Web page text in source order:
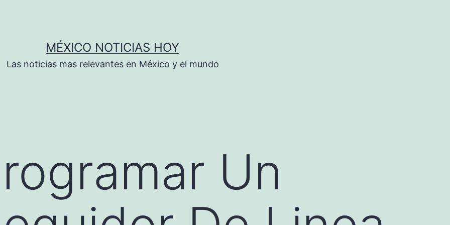
MÉXICO NOTICIAS HOY
Las noticias mas relevantes en México y el mundo
Un